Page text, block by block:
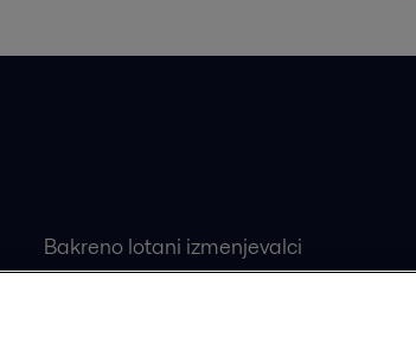
Bakreno lotani izmenjevalci